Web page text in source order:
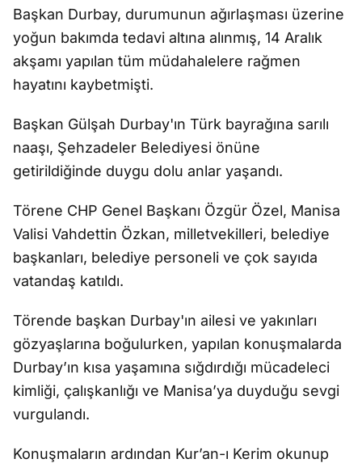
Başkan Durbay, durumunun ağırlaşması üzerine
yoğun bakımda tedavi altına alınmış, 14 Aralık
akşamı yapılan tüm müdahalelere rağmen
hayatını kaybetmişti.
Başkan Gülşah Durbay'ın Türk bayrağına sarılı
naaşı, Şehzadeler Belediyesi önüne
getirildiğinde duygu dolu anlar yaşandı.
Törene CHP Genel Başkanı Özgür Özel, Manisa
Valisi Vahdettin Özkan, milletvekilleri, belediye
başkanları, belediye personeli ve çok sayıda
vatandaş katıldı.
Törende başkan Durbay'ın ailesi ve yakınları
gözyaşlarına boğulurken, yapılan konuşmalarda
Durbay’ın kısa yaşamına sığdırdığı mücadeleci
kimliği, çalışkanlığı ve Manisa’ya duyduğu sevgi
vurgulandı.
Konuşmaların ardından Kur’an-ı Kerim okunup